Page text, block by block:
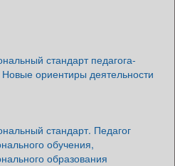
стандарт педагога-
Новые ориентиры деятельности
стандарт. Педагог
обучения,
образования